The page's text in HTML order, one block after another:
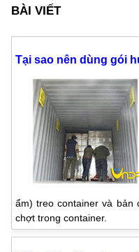
BÀI VIẾT
Tại sao nên dùng gói
ẩm) treo container và bản
chợt trong container.